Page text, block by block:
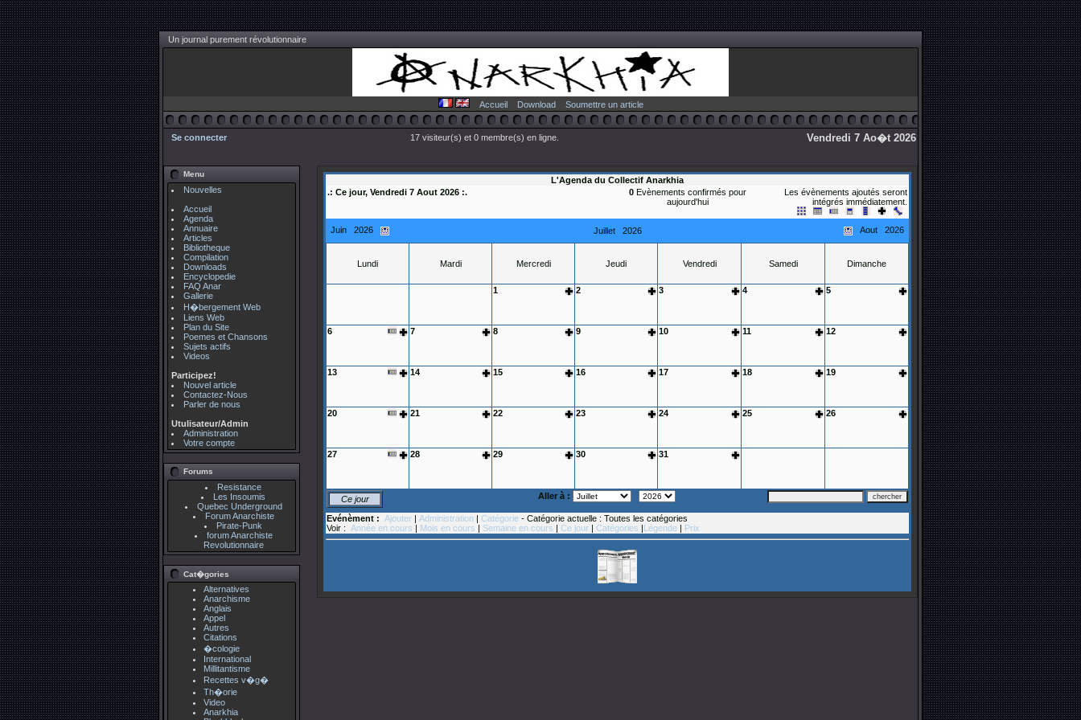
Un journal purement révolutionnaire
Accueil Download Soumettre un article
Se connecter 17 visiteur(s) et 0 membre(s) en ligne. Vendredi 7 Ao�t 2026
Menu
Nouvelles
Accueil
Agenda
Annuaire
Articles
Bibliotheque
Compilation
Downloads
Encyclopedie
FAQ Anar
Gallerie
H�bergement Web
Liens Web
Plan du Site
Poemes et Chansons
Sujets actifs
Videos
Participez!
Nouvel article
Contactez-Nous
Parler de nous
Utulisateur/Admin
Administration
Votre compte
Forums
Resistance
Les Insoumis
Quebec Underground
Forum Anarchiste
Pirate-Punk
forum Anarchiste
Revolutionnaire
Cat�gories
Alternatives
Anarchisme
Anglais
Appel
Autres
Citations
�cologie
International
Millitantisme
Recettes v�g�
Th�orie
Video
Anarkhia
L'Agenda du Collectif Anarkhia
.: Ce jour, Vendredi 7 Aout 2026 :.
0 Evènements confirmés pour
aujourd'hui
Les évènements ajoutés seront
intégrés immédiatement.
Juin 2026 Juillet 2026 Aout 2026
Lundi Mardi Mercredi Jeudi Vendredi Samedi Dimanche
1 2 3 4 5
6 7 8 9 10 11 12
13 14 15 16 17 18 19
20 21 22 23 24 25 26
27 28 29 30 31
Ce jour Aller à :
Evénèment : Ajouter | Administration | Catégorie - Catégorie actuelle : Toutes les catégories
Voir : Année en cours | Mois en cours | Semaine en cours | Ce jour | Catégories |Légende | Prix